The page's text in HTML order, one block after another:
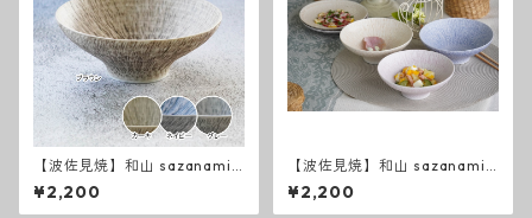
【波佐見焼】和山 sazanami
新色 平碗
¥2,200
【波佐見焼】和山 sazanami
平碗
¥2,200